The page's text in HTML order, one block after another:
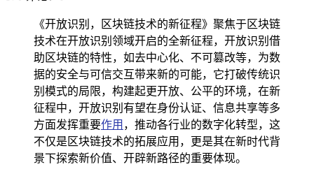
《开放识别，区块链技术的新征程》聚焦于区块链
技术在开放识别领域开启的全新征程，开放识别借
助区块链的特性，如去中心化、不可篡改等，为数
据的安全与可信交互带来新的可能，它打破传统识
别模式的局限，构建起更开放、公平的环境，在新
征程中，开放识别有望在身份认证、信息共享等多
方面发挥重要作用 ，推动各行业的数字化转型，这
不仅是区块链技术的拓展应用，更是其在新时代背
景下探索新价值、开辟新路径的重要体现。